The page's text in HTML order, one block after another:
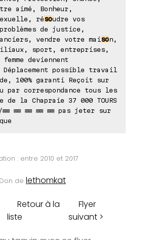
aimé, Bonheur,
résoudre vos
de justice,
vendre votre mai son,
sport, entreprises,
deviennent
Déplacement possible travail
100% garanti Reçoit sur
par correspondance tous les
la Chapraie 37 000 TOURS
⊠⊠ ⊠⊠ ⊠⊠ ⊠⊠ ⊠⊠ pas jeter sur
: entre 2010 et 2017
Don de lethomkat
Retour à la
liste
Flyer
suivant >